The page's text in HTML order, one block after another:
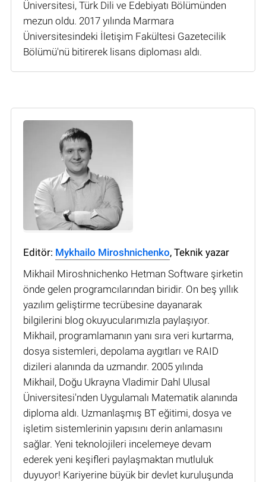
Üniversitesi, Türk Dili ve Edebiyatı Bölümünden
mezun oldu. 2017 yılında Marmara
Üniversitesindeki İletişim Fakültesi Gazetecilik
Bölümü'nü bitirerek lisans diploması aldı.
Editör: Mykhailo Miroshnichenko, Teknik yazar
Mikhail Miroshnichenko Hetman Software şirketin
önde gelen programcılarından biridir. On beş yıllık
yazılım geliştirme tecrübesine dayanarak
bilgilerini blog okuyucularımızla paylaşıyor.
Mikhail, programlamanın yanı sıra veri kurtarma,
dosya sistemleri, depolama aygıtları ve RAID
dizileri alanında da uzmandır. 2005 yılında
Mikhail, Doğu Ukrayna Vladimir Dahl Ulusal
Üniversitesi'nden Uygulamalı Matematik alanında
diploma aldı. Uzmanlaşmış BT eğitimi, dosya ve
işletim sistemlerinin yapısını derin anlamasını
sağlar. Yeni teknolojileri incelemeye devam
ederek yeni keşifleri paylaşmaktan mutluluk
duyuyor! Kariyerine büyük bir devlet kuruluşunda